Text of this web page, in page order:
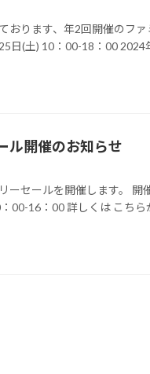
おります、年2回開催のフ
日(土) 10：00-18：00
ル開催のお知らせ
ーセールを開催します。
00-16：00 詳しくは こち